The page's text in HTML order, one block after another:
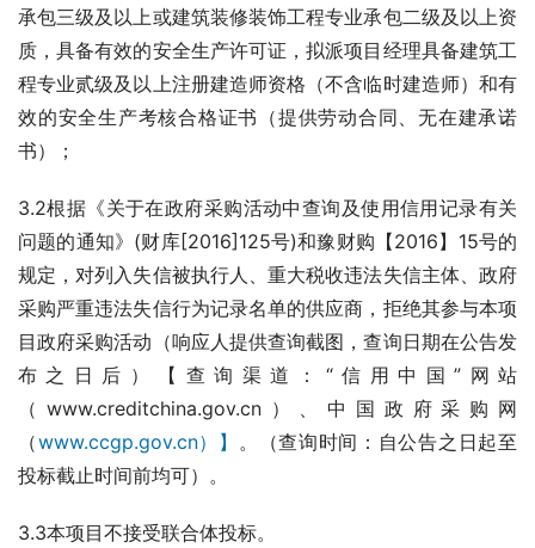
承包三级及以上或建筑装修装饰工程专业承包二级及以上资
质，具备有效的安全生产许可证，拟派项目经理具备建筑工
程专业贰级及以上注册建造师资格（不含临时建造师）和有
效的安全生产考核合格证书（提供劳动合同、无在建承诺
书）；
3.2根据《关于在政府采购活动中查询及使用信用记录有关
问题的通知》(财库[2016]125号)和豫财购【2016】15号的
规定，对列入失信被执行人、重大税收违法失信主体、政府
采购严重违法失信行为记录名单的供应商，拒绝其参与本项
目政府采购活动（响应人提供查询截图，查询日期在公告发
布之日后）【查询渠道：“信用中国”网站
（www.creditchina.gov.cn）、中国政府采购网
（www.ccgp.gov.cn）】 。（查询时间：自公告之日起至
投标截止时间前均可）。
3.3本项目不接受联合体投标。